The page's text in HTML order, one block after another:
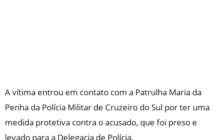
A vítima entrou em contato com a Patrulha Maria da
Penha da Polícia Militar de Cruzeiro do Sul por ter uma
medida protetiva contra o acusado, que foi preso e
levado para a Delegacia de Polícia.